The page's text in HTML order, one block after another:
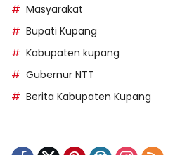
Masyarakat
Bupati Kupang
Kabupaten kupang
Gubernur NTT
Berita Kabupaten Kupang